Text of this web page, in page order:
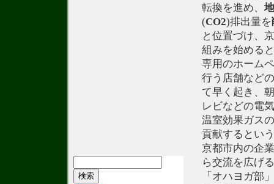
転換を進め、
(CO2)排出量を
と位置づけ、
組みを始める
専用のホーム
行う店舗など
て早く起き、
レビなどの電
温室効果ガス
貢献するとい
京都市内の企
ら交流を広げ
「オハヨガ部